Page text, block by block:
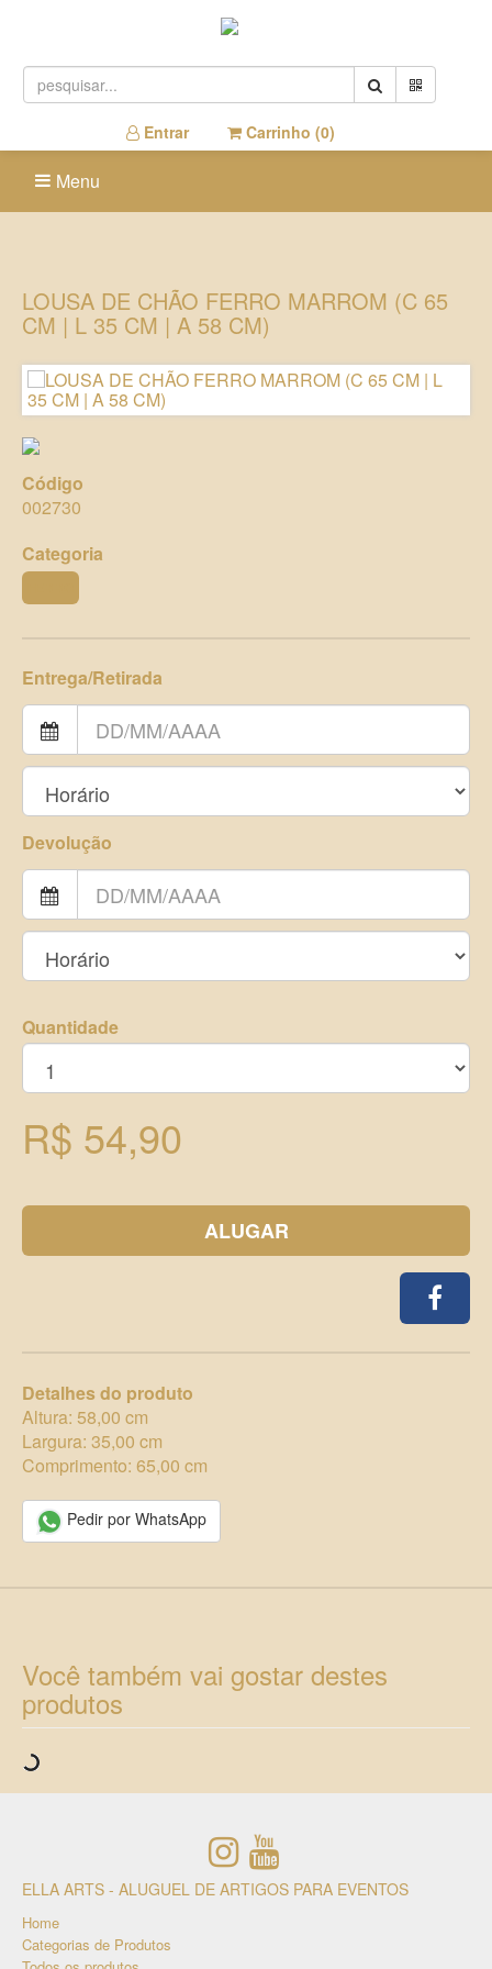
Entrar Carrinho (0)
Menu
LOUSA DE CHÃO FERRO MARROM (C 65
CM | L 35 CM | A 58 CM)
Código
002730
Categoria
Entrega/Retirada
Devolução
Quantidade
R$ 54,90
ALUGAR
Detalhes do produto
Altura: 58,00 cm
Largura: 35,00 cm
Comprimento: 65,00 cm
Pedir por WhatsApp
Você também vai gostar destes
produtos
ELLA ARTS - ALUGUEL DE ARTIGOS PARA EVENTOS
Home
Categorias de Produtos